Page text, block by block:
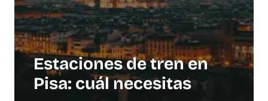
Estaciones de tren en
Pisa: cuál necesitas